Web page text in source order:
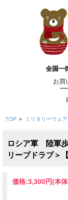
全国
お
TOP > ミリタリーウェ
ロシア軍 陸軍
リーブドラブ＞
価格:3,300円(本